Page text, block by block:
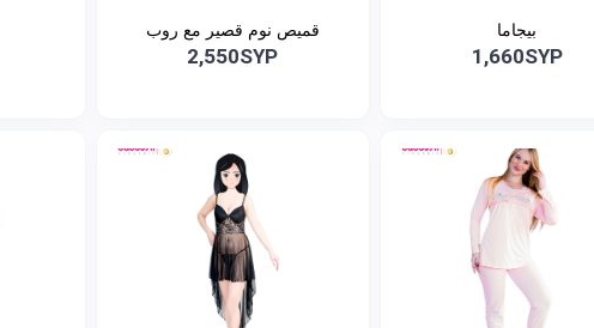
بيجاما
1,660SYP
قميص نوم قصير مع روب
2,550SYP